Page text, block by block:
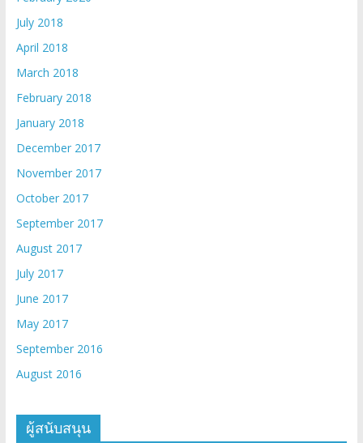
July 2018
April 2018
March 2018
February 2018
January 2018
December 2017
November 2017
October 2017
September 2017
August 2017
July 2017
June 2017
May 2017
September 2016
August 2016
ผู้สนับสนุน